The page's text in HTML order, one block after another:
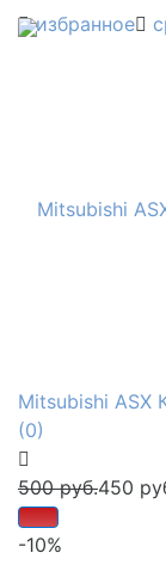
избранное
Mitsubishi ASX
(0)
500 руб.450
-10%